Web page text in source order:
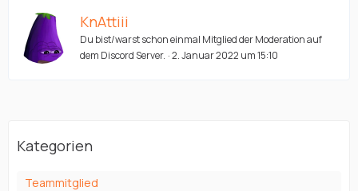
KnAttiii
Du bist/warst schon einmal Mitglied der Moderation auf
dem Discord Server. 2. Januar 2022 um 15:10
Kategorien
Teammitglied